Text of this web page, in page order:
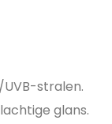
UVB-stralen.
glans.